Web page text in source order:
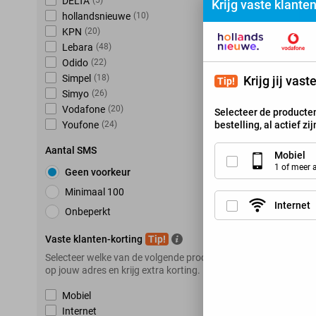
hollandsnieuwe (10)
KPN (20)
Lebara (48)
Odido (22)
Simpel (18)
Simyo (26)
Vodafone (20)
Youfone (24)
Aantal SMS
Geen voorkeur
Minimaal 100
Onbeperkt
Vaste klanten-korting Tip!
Selecteer welke van de volgende producten je hebt
op jouw adres en krijg extra korting.
Mobiel
Internet
Krijg vaste
Tip! Krijg jij
Selecteer de
bestelling, al actief
Mobiel
1 of meer
Internet